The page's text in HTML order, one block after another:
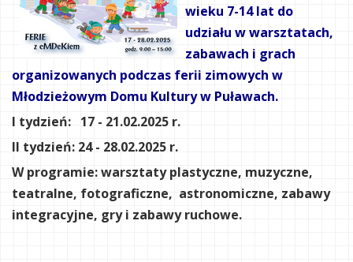
wieku 7-14 lat do
udziału w warsztatach,
zabawach i grach
organizowanych podczas ferii zimowych w
Młodzieżowym Domu Kultury w Puławach.
I tydzień: 17 - 21.02.2025 r.
II tydzień: 24 - 28.02.2025 r.
W programie: warsztaty plastyczne, muzyczne,
teatralne, fotograficzne, astronomiczne, zabawy
integracyjne, gry i zabawy ruchowe.